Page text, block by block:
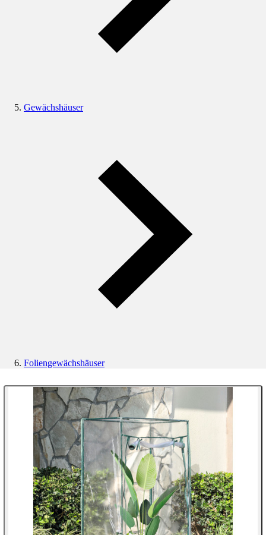
Gewächshäuser
Foliengewächshäuser